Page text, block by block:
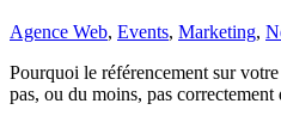
Agence Web, Events, Marketing,
Pourquoi le référencement sur
pas, ou du moins, pas